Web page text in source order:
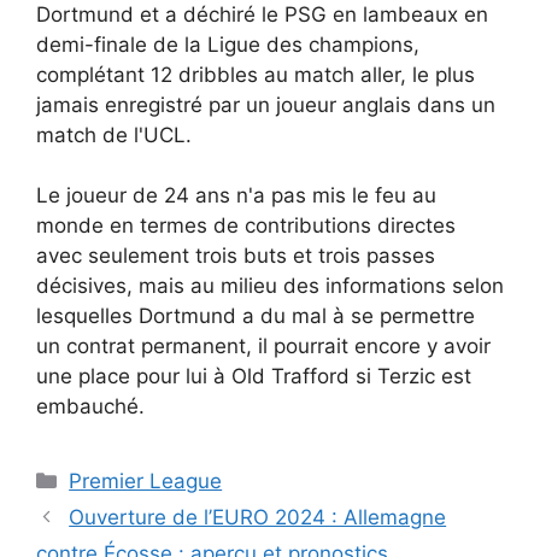
Dortmund et a déchiré le PSG en lambeaux en
demi-finale de la Ligue des champions,
complétant 12 dribbles au match aller, le plus
jamais enregistré par un joueur anglais dans un
match de l'UCL.
Le joueur de 24 ans n'a pas mis le feu au
monde en termes de contributions directes
avec seulement trois buts et trois passes
décisives, mais au milieu des informations selon
lesquelles Dortmund a du mal à se permettre
un contrat permanent, il pourrait encore y avoir
une place pour lui à Old Trafford si Terzic est
embauché.
Catégories
Premier League
Ouverture de l’EURO 2024 : Allemagne